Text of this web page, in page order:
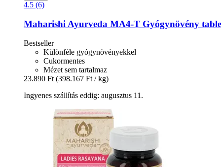
4.5 (6)
Maharishi Ayurveda MA4-​T Gyógynövény
Bestseller
Különféle gyógynövényekkel
Cukormentes
Mézet sem tartalmaz
23.890 Ft (398.167 Ft / kg)
Ingyenes szállítás eddig: augusztus 11.